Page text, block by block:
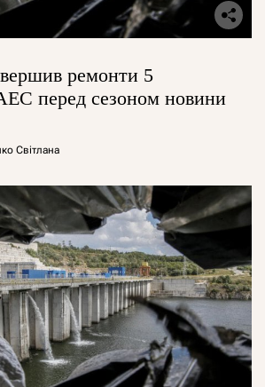
ремонти 5
перед сезоном новини
Світлана